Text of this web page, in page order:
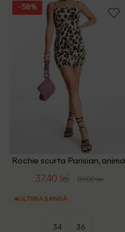
- 58%
Rochie scurta Parisian, animal
37.40 lei 89.00 lei
ULTIMA ȘANSĂ
34 36